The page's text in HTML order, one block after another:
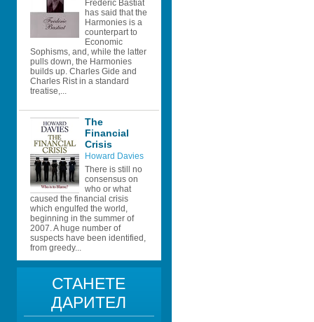
Frédéric Bastiat
has said that the
Harmonies is a
counterpart to
Economic
Sophisms, and, while the latter
pulls down, the Harmonies
builds up. Charles Gide and
Charles Rist in a standard
treatise,...
The
Financial
Crisis
Howard Davies
There is still no
consensus on
who or what
caused the financial crisis
which engulfed the world,
beginning in the summer of
2007. A huge number of
suspects have been identified,
from greedy...
СТАНЕТЕ
ДАРИТЕЛ